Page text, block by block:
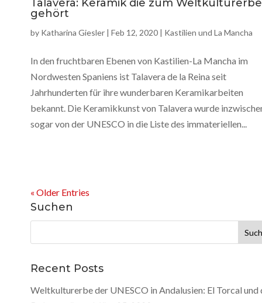
Talavera: Keramik die zum Weltkulturerbe
gehört
by Katharina Giesler | Feb 12, 2020 | Kastilien und La Mancha
In den fruchtbaren Ebenen von Kastilien-La Mancha im
Nordwesten Spaniens ist Talavera de la Reina seit
Jahrhunderten für ihre wunderbaren Keramikarbeiten
bekannt. Die Keramikkunst von Talavera wurde
sogar von der UNESCO in die Liste des immateriellen...
« Older Entries
Suchen
nach:
Recent Posts
Weltkulturerbe der UNESCO in Andalusien: El Torcal und